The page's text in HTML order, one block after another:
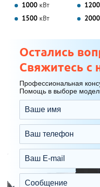
1000 кВт 1200
1500 кВт 2000
Остались
Свяжитесь с
Профессиональная
Помощь в выборе